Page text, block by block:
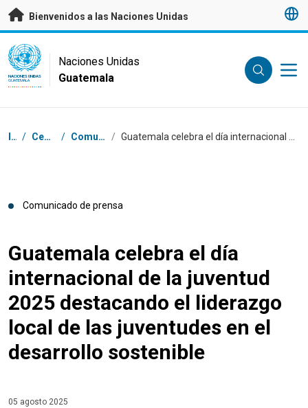
Saltar a contenido principal
Bienvenidos a las Naciones Unidas
UN Logo
NACIONES UNIDAS
GUATEMALA
Naciones Unidas
Guatemala
Coordenadas dentro de la ruta de navegación
Inicio / Centro de prensa / Comunicados de prensa /
Comunicado de prensa
Guatemala celebra el día
internacional de la juventud
2025 destacando el liderazgo
local de las juventudes en el
desarrollo sostenible
05 agosto 2025